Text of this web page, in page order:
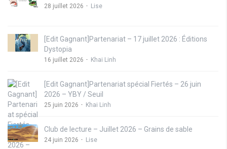
28 juillet 2026 Lise
[Edit Gagnant]Partenariat – 17 juillet 2026 : Éditions
Dystopia
16 juillet 2026 Khai Linh
[Edit Gagnant]Partenariat spécial Fiertés – 26 juin
2026 – YBY / Seuil
25 juin 2026 Khai Linh
Club de lecture – Juillet 2026 – Grains de sable
24 juin 2026 Lise